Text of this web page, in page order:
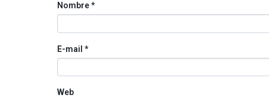
Nombre*
E-mail *
Web